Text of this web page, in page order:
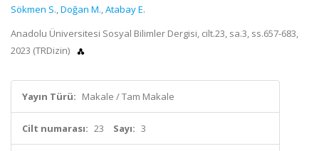
Sökmen S.,Doğan M.,Atabay E.
Anadolu Üniversitesi Sosyal Bilimler Dergisi, cilt.23, sa.3, ss.657-683,
2023 (TRDizin)
Yayın Türü: Makale / Tam Makale
Cilt numarası: 23 Sayı: 3